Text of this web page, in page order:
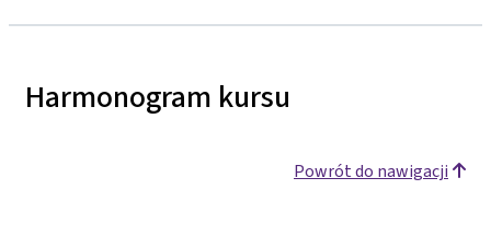
Harmonogram kursu
Powrót do nawigacji